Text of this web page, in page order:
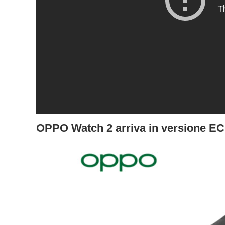
OPPO Watch 2 arriva in versione